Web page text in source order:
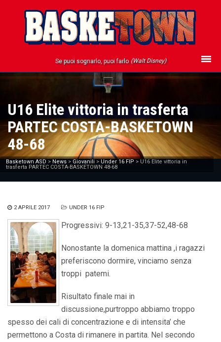
Se puoi sognarlo, puoi farlo (Walt Disney)
U16 Elite vittoria in trasferta
PARTEC COSTA-BASKETOWN
48-68
Basketown ASD > News > Giovanili > Under 16 FIP > U16 Elite vittoria in
trasferta PARTEC COSTA-BASKETOWN 48-68
2 APRILE 2017 UNDER 16 FIP
Progressivi: 9-13,21-35,37-52,48-68
Nonostante la domenica mattina ,i ragazzi
preferiscono dormire, vinciamo senza
troppi patemi.
Risultato finale mai in
discussione,purtroppo abbiamo troppo
spesso dei cali di concentrazione e di intensita’ che
permettono a Costa di rimanere in partita. Nel secondo